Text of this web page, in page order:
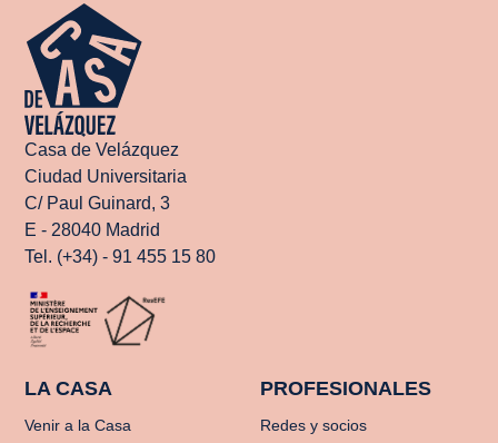
Casa de Velázquez
Ciudad Universitaria
C/ Paul Guinard, 3
E - 28040 Madrid
Tel. (+34) - 91 455 15 80
LA CASA
Venir a la Casa
PROFESIONALES
Redes y socios